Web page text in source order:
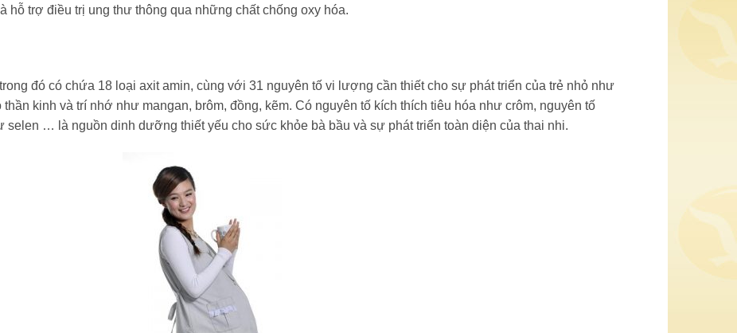
hỗ trợ điều trị ung thư thông qua những chất chống oxy hóa.
đó có chứa 18 loại axit amin, cùng với 31 nguyên tố vi lượng cần thiết cho sự phát triển của trẻ nhỏ như
kinh và trí nhớ như mangan, brôm, đồng, kẽm. Có nguyên tố kích thích tiêu hóa như crôm, nguyên tố
selen … là nguồn dinh dưỡng thiết yếu cho sức khỏe bà bầu và sự phát triển toàn diện của thai nhi.